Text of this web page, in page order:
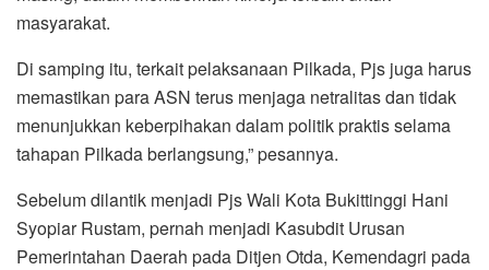
masyarakat.
Di samping itu, terkait pelaksanaan Pilkada, Pjs juga harus
memastikan para ASN terus menjaga netralitas dan tidak
menunjukkan keberpihakan dalam politik praktis selama
tahapan Pilkada berlangsung,” pesannya.
Sebelum dilantik menjadi Pjs Wali Kota Bukittinggi Hani
Syopiar Rustam, pernah menjadi Kasubdit Urusan
Pemerintahan Daerah pada Ditjen Otda, Kemendagri pada